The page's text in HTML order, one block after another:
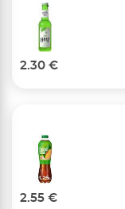
2.30 €
2.55 €